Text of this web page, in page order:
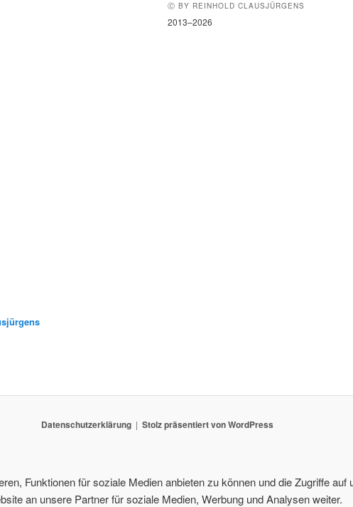
Ⓒ BY REINHOLD CLAUSJÜRGENS
2013–2026
Datenschutzerklärung Stolz präsentiert von WordPress
Funktionen für soziale Medien anbieten zu können und die Zugriffe auf
an unsere Partner für soziale Medien, Werbung und Analysen weiter.